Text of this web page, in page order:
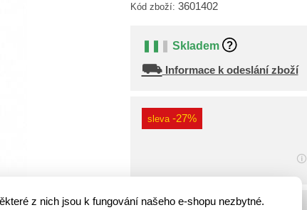
Kód zboží: 3601402
❚❚ Skladem
⛟Informace k odeslání zboží
sleva -27%
🛈
z nich jsou k fungování našeho e-shopu nezbytné.